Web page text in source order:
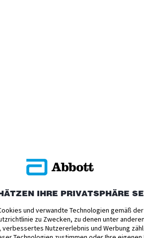
IHRE PRIVATSPHÄRE
und verwandte Technologien gemäß
zu Zwecken, zu denen unter
Nutzererlebnis und Werbung